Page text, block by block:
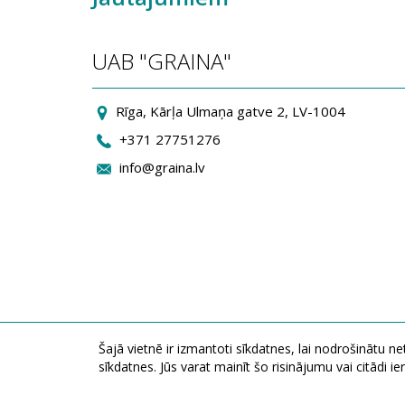
UAB "GRAINA"
Rīga, Kārļa Ulmaņa gatve 2, LV-1004
+371 27751276
info@graina.lv
Šajā vietnē ir izmantoti sīkdatnes, lai nodrošinātu
sīkdatnes. Jūs varat mainīt šo risinājumu vai citādi